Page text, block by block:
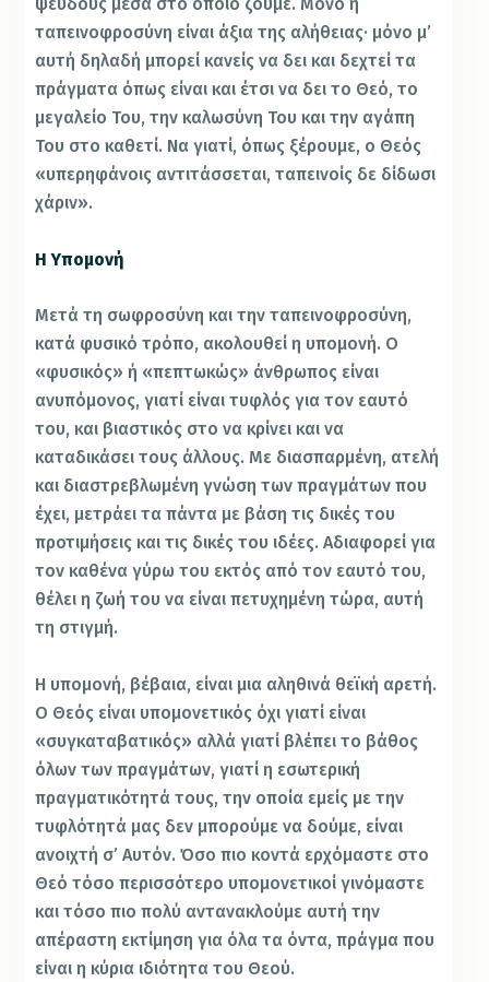
ταπεινοφροσύνη είναι άξια της αλήθειας· μόνο μ’
αυτή δηλαδή μπορεί κανείς να δει και δεχτεί τα
πράγματα όπως είναι και έτσι να δει το Θεό, το
μεγαλείο Του, την καλωσύνη Του και την αγάπη
Του στο καθετί. Να γιατί, όπως ξέρουμε, ο Θεός
«υπερηφάνοις αντιτάσσεται, ταπεινοίς δε δίδωσι
χάριν».
Η Υπομονή
Μετά τη σωφροσύνη και την ταπεινοφροσύνη,
κατά φυσικό τρόπο, ακολουθεί η υπομονή. Ο
«φυσικός» ή «πεπτωκώς» άνθρωπος είναι
ανυπόμονος, γιατί είναι τυφλός για τον εαυτό
του, και βιαστικός στο να κρίνει και να
καταδικάσει τους άλλους. Με διασπαρμένη, ατελή
και διαστρεβλωμένη γνώση των πραγμάτων που
έχει, μετράει τα πάντα με βάση τις δικές του
προτιμήσεις και τις δικές του ιδέες. Αδιαφορεί για
τον καθένα γύρω του εκτός από τον εαυτό του,
θέλει η ζωή του να είναι πετυχημένη τώρα, αυτή
τη στιγμή.
Η υπομονή, βέβαια, είναι μια αληθινά θεϊκή αρετή.
Ο Θεός είναι υπομονετικός όχι γιατί είναι
«συγκαταβατικός» αλλά γιατί βλέπει το βάθος
όλων των πραγμάτων, γιατί η εσωτερική
πραγματικότητά τους, την οποία εμείς με την
τυφλότητά μας δεν μπορούμε να δούμε, είναι
ανοιχτή σ’ Αυτόν. Όσο πιο κοντά ερχόμαστε στο
Θεό τόσο περισσότερο υπομονετικοί γινόμαστε
και τόσο πιο πολύ αντανακλούμε αυτή την
απέραστη εκτίμηση για όλα τα όντα, πράγμα που
είναι η κύρια ιδιότητα του Θεού.